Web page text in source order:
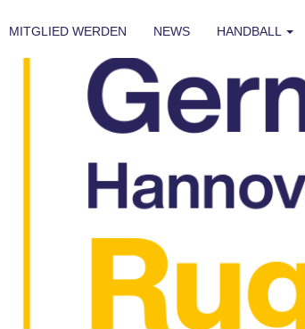
MITGLIED WERDEN NEWS HANDBALL